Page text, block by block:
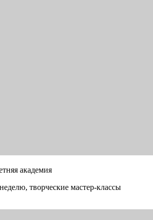
академия
творческие мастер-классы